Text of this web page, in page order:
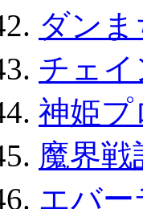
ダン
チェ
神姫プ
魔界
エバ